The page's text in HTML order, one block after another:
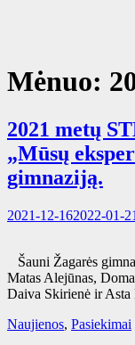
Mėnuo:
2021 metų
„Mūsų
gimnaziją.
2021-12-162022-01-21
Šauni Žagarės
Matas Alejūnas,
Daiva Skirienė ir Asta
Naujienos, Pasiekimai